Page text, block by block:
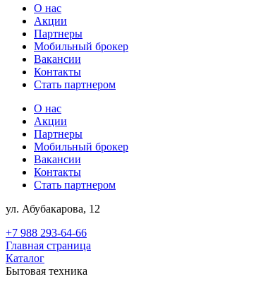
О нас
Акции
Партнеры
Мобильный брокер
Вакансии
Контакты
Стать партнером
О нас
Акции
Партнеры
Мобильный брокер
Вакансии
Контакты
Стать партнером
ул. Абубакарова, 12
+7 988 293-64-66
Главная страница
Каталог
Бытовая техника